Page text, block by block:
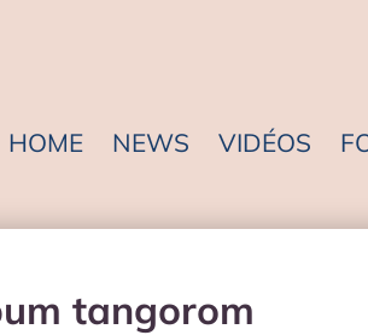
HOME NEWS VIDÉOS
tangorom